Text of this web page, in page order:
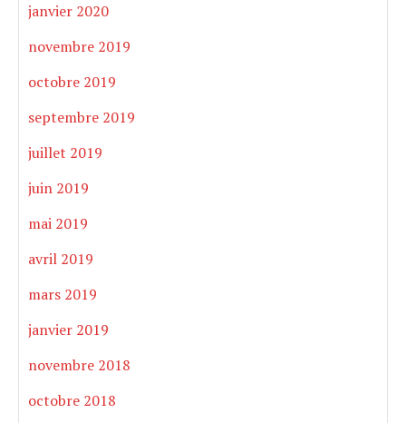
janvier 2020
novembre 2019
octobre 2019
septembre 2019
juillet 2019
juin 2019
mai 2019
avril 2019
mars 2019
janvier 2019
novembre 2018
octobre 2018